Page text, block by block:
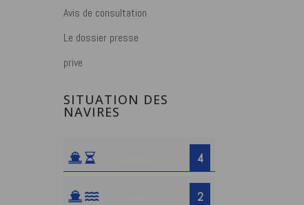
Avis de consultation
Le dossier presse
prive
SITUATION DES
NAVIRES
4
2